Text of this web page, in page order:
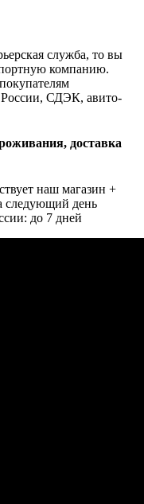
служба, то вы
компанию.
СДЭК, авито-
доставка
наш магазин +
следующий день
до 7 дней